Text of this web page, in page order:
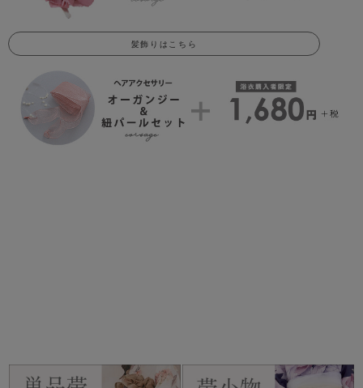
髪飾りはこちら